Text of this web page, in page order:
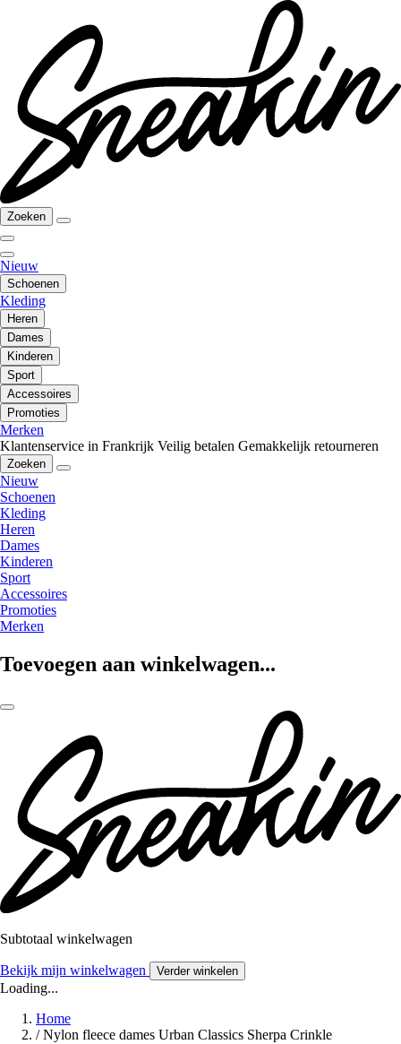
Zoeken
Nieuw
Schoenen
Kleding
Heren
Dames
Kinderen
Sport
Accessoires
Promoties
Merken
Klantenservice in Frankrijk Veilig betalen Gemakkelijk retourneren
Zoeken
Nieuw
Schoenen
Kleding
Heren
Dames
Kinderen
Sport
Accessoires
Promoties
Merken
Toevoegen aan winkelwagen...
Subtotaal winkelwagen
Bekijk mijn winkelwagen Verder winkelen
Loading...
Home
/ Nylon fleece dames Urban Classics Sherpa Crinkle